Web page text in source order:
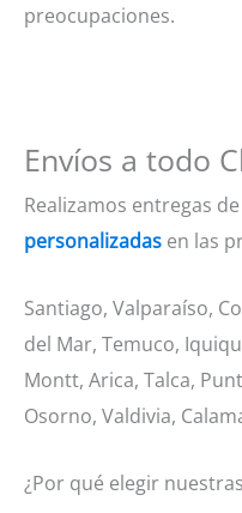
preocupaciones.
Envíos a todo
Realizamos entregas de
personalizadas en las
Santiago, Valparaíso,
del Mar, Temuco,
Montt, Arica, Talca,
Osorno, Valdivia,
¿Por qué elegir